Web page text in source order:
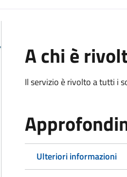
A chi è
Il servizio è rivolto a tutti i
Ulteriori informazioni